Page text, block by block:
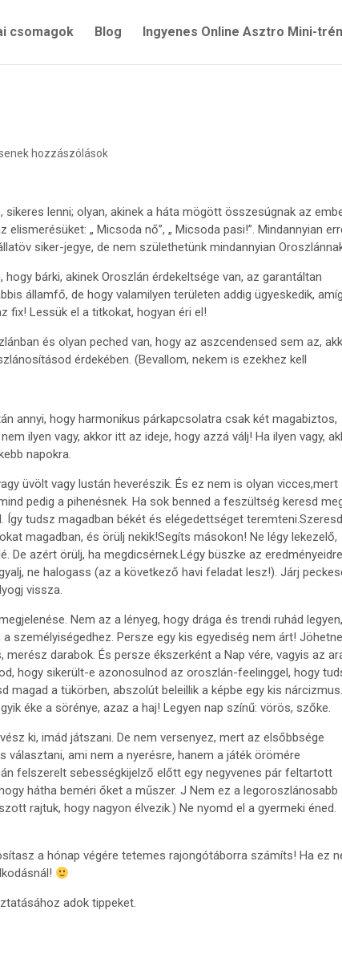
csomagok Blog Ingyenes Online Asztro Mini-
hozzászólások
sikeres lenni; olyan, akinek a háta mögött összesúgnak az
elismerésüket: „ Micsoda nő”, „ Micsoda pasi!”. Mindannyian
siker-jegye, de nem születhetünk mindannyian
bárki, akinek Oroszlán érdekeltsége van, az garantáltan
államfő, de hogy valamilyen területen addig ügyeskedik,
fix! Lessük el a titkokat, hogyan éri el!
és olyan peched van, hogy az aszcendensed sem az,
érdekében. (Bevallom, nekem is ezekhez kell
annyi, hogy harmonikus párkapcsolatra csak két magabiztos,
ilyen vagy, akkor itt az ideje, hogy azzá válj! Ha ilyen vagy,
napokra.
üvölt vagy lustán heverészik. És ez nem is olyan vicces,mert
pedig a pihenésnek. Ha sok benned a feszültség keresd
Így tudsz magadban békét és elégedettséget
magadban, és örülj nekik!Segíts másokon! Ne légy lekezelő,
azért örülj, ha megdicsérnek.Légy büszke az
ne halogass (az a következő havi feladat lesz!). Járj
vissza.
Nem az a lényeg, hogy drága és trendi ruhád
személyiségedhez. Persze egy kis egyediség nem árt!
darabok. És persze ékszerként a Nap vére, vagyis az
hogy sikerült-e azonosulnod az oroszlán-feelinggel, hogy
magad a tükörben, abszolút beleillik a képbe egy kis
éke a sörénye, azaz a haj! Legyen nap színű: vörös, szőke.
ki, imád játszani. De nem versenyez, mert az elsőbbsége
ami nem a nyerésre, hanem a játék örömére
felszerelt sebességkijelző előtt egy negyvenes pár feltartott
hátha beméri őket a műszer. J Nem ez a legoroszlánosabb
rajtuk, hogy nagyon élvezik.) Ne nyomd el a gyermeki éned.
a hónap végére tetemes rajongótáborra számíts! Ha ez
adok tippeket.